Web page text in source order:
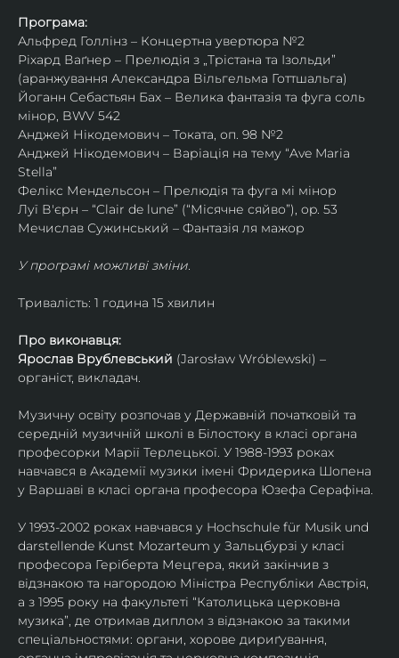
Програма:
Альфред Голлінз – Концертна увертюра №2
Ріхард Ваґнер – Прелюдія з „Трістана та Ізольди”
(аранжування Александра Вільгельма Готтшальга)
Йоганн Себастьян Бах – Велика фантазія та фуга соль
мінор, BWV 542
Анджей Нікодемович – Токата, оп. 98 №2
Анджей Нікодемович – Варіація на тему “Ave Maria
Stella”
Фелікс Мендельсон – Прелюдія та фуга мі мінор
Луї В'єрн – “Clair de lune” (“Місячне сяйво”), op. 53
Мечислав Сужинський – Фантазія ля мажор
У програмі можливі зміни.
Тривалість: 1 година 15 хвилин
Про виконавця:
Ярослав Врублевський (Jarosław Wróblewski) –
органіст, викладач.
Музичну освіту розпочав у Державній початковій та
середній музичній школі в Білостоку в класі органа
професорки Марії Терлецької. У 1988-1993 роках
навчався в Академії музики імені Фридерика Шопена
у Варшаві в класі органа професора Юзефа Серафіна.
У 1993-2002 роках навчався у Hochschule für Musik und
darstellende Kunst Mozarteum у Зальцбурзі у класі
професора Геріберта Мецгера, який закінчив з
відзнакою та нагородою Міністра Республіки Австрія,
а з 1995 року на факультеті “Католицька церковна
музика”, де отримав диплом з відзнакою за такими
спеціальностями: органи, хорове дириґування,